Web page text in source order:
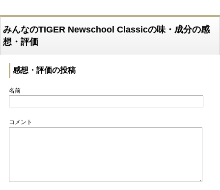
みんなのTIGER Newschool Classicの味・成分の感
想・評価
感想・評価の投稿
名前
コメント